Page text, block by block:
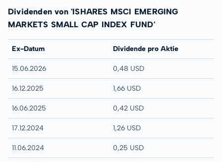
Dividenden von 'ISHARES MSCI EMERGING
MARKETS SMALL CAP INDEX FUND'
Ex-Datum Dividende pro Aktie
15.06.2026 0,48 USD
16.12.2025 1,66 USD
16.06.2025 0,42 USD
17.12.2024 1,26 USD
11.06.2024 0,25 USD